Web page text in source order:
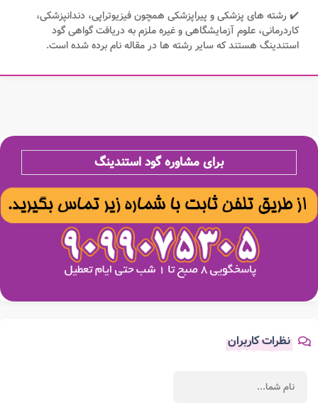
✔️ رشته های پزشکی و پیراپزشکی همچون فیزیوتراپی، دندانپزشکی،
کاردرمانی، علوم آزمایشگاهی و غیره ملزم به دریافت گواهی گود
استندینگ هستند که سایر رشته ها در مقاله نام برده شده است.
برای مشاوره گود استندینگ
نظرات کاربران